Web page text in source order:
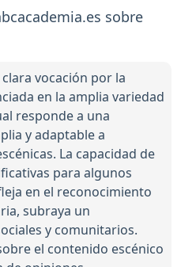
sobre
vocación por la
en la amplia variedad
responde a una
y adaptable a
La capacidad de
para algunos
en el reconocimiento
subraya un
y comunitarios.
el contenido escénico